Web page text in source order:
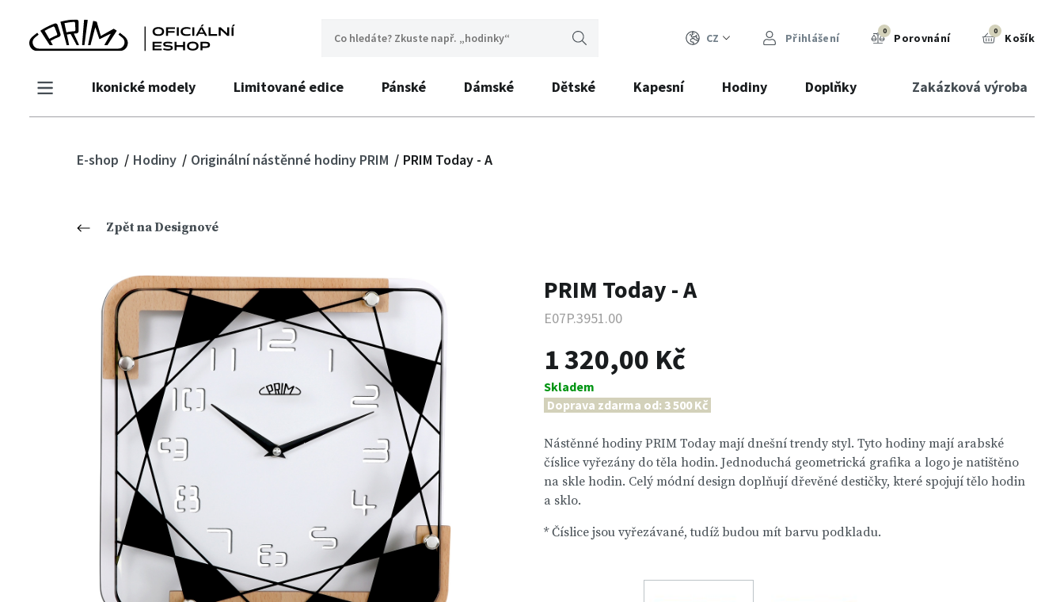
CZ Přihlášení 0 Porovnání 0 Košík
Ikonické modely Limitované edice Pánské Dámské Dětské Kapesní Hodiny Doplňky Zakázková výroba
E-shop Hodiny Originální nástěnné hodiny PRIM PRIM Today - A
Zpět na Designové
PRIM Today - A
E07P.3951.00
1 320,00 Kč
Skladem
Doprava zdarma od: 3 500 Kč
Nástěnné hodiny PRIM Today mají dnešní trendy styl. Tyto hodiny mají arabské
číslice vyřezány do těla hodin. Jednoduchá geometrická grafika a logo je natištěno
na skle hodin. Celý módní design doplňují dřevěné destičky, které spojují tělo hodin
a sklo.
* Číslice jsou vyřezávané, tudíž budou mít barvu podkladu.